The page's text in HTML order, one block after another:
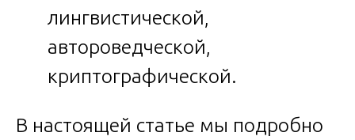
лингвистической,
автороведческой,
криптографической.
В настоящей статье мы подробно